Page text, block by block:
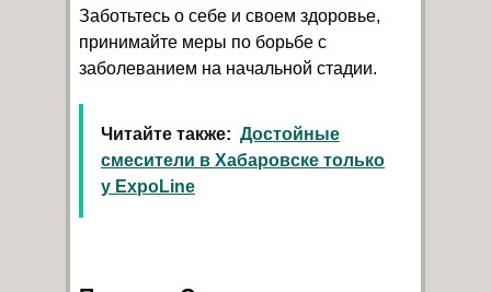
Заботьтесь о себе и своем здоровье,
принимайте меры по борьбе с
заболеванием на начальной стадии.
Читайте также: Достойные
смесители в Хабаровске только
у ExpoLine